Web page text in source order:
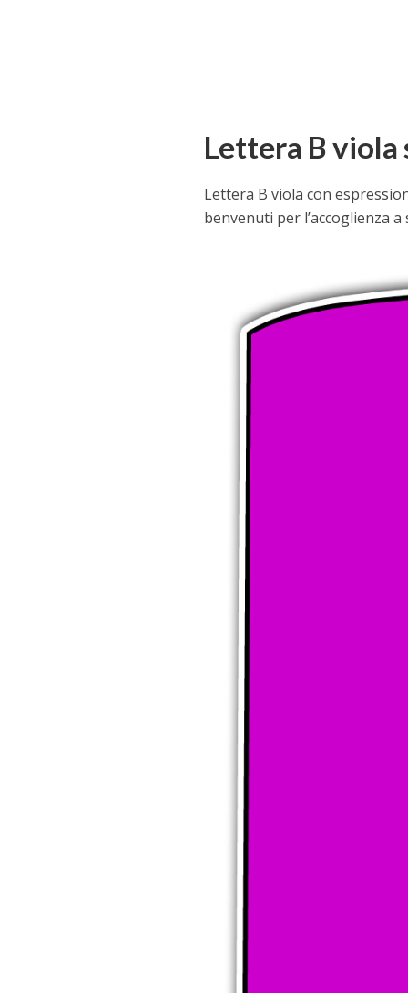
Lettera B viola
Lettera B viola con
benvenuti per l’accoglienza